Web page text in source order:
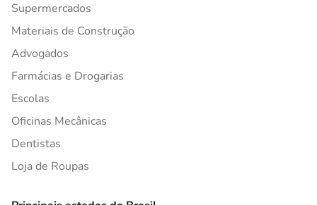
Supermercados
Materiais de Construção
Advogados
Farmácias e Drogarias
Escolas
Oficinas Mecânicas
Dentistas
Loja de Roupas